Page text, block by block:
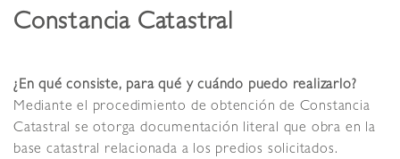
Constancia Catastral
¿En qué consiste, para qué y cuándo puedo realizarlo?
Mediante el procedimiento de obtención de Constancia
Catastral se otorga documentación literal que obra en la
base catastral relacionada a los predios solicitados.